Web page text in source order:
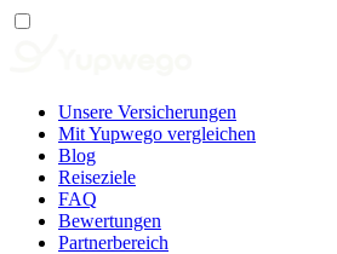
Unsere Versicherungen
Mit Yupwego vergleichen
Blog
Reiseziele
FAQ
Bewertungen
Partnerbereich